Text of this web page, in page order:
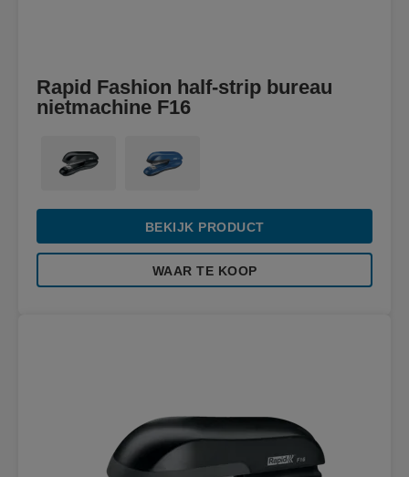
Rapid Fashion half-strip bureau
nietmachine F16
BEKIJK PRODUCT
WAAR TE KOOP